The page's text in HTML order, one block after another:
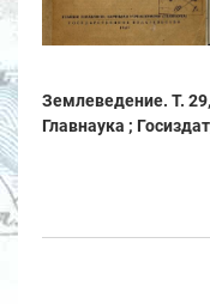
Землеведение. Т.
Главнаука ;